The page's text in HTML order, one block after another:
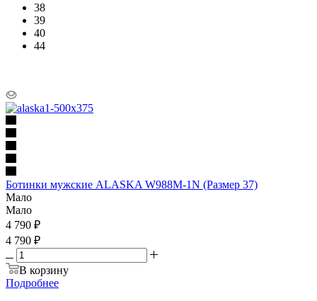
38
39
40
44
Ботинки мужские ALASKA W988М-1N (Размер 37)
Мало
Мало
4 790 ₽
4 790 ₽
В корзину
Подробнее